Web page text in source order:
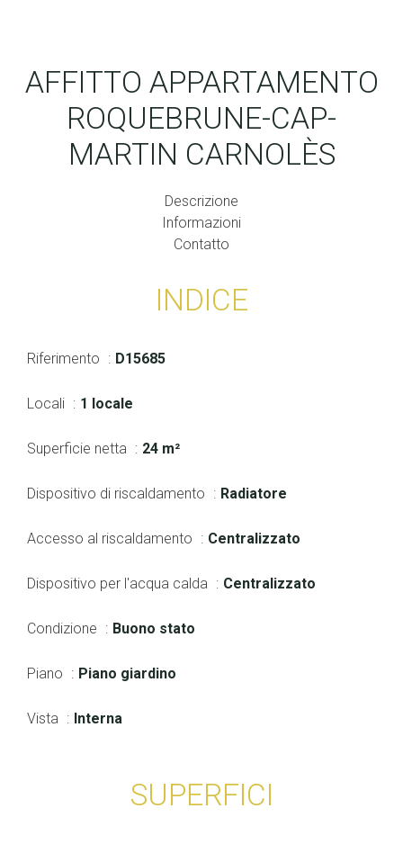
AFFITTO APPARTAMENTO
ROQUEBRUNE-CAP-
MARTIN CARNOLÈS
Descrizione
Informazioni
Contatto
INDICE
Riferimento D15685
Locali 1 locale
Superficie netta 24 m²
Dispositivo di riscaldamento Radiatore
Accesso al riscaldamento Centralizzato
Dispositivo per l'acqua calda Centralizzato
Condizione Buono stato
Piano Piano giardino
Vista Interna
SUPERFICI